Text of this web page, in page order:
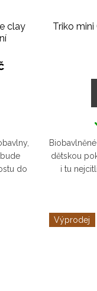
clay
do
Triko
dětskou
i tu
Výprodej